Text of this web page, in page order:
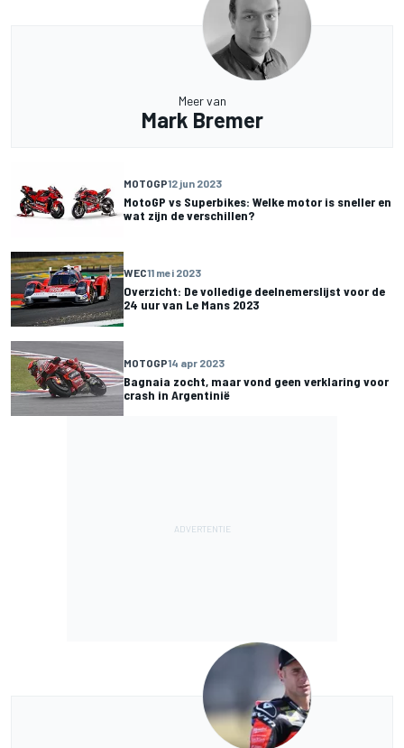
Meer van
Mark Bremer
MOTOGP12 jun 2023
MotoGP vs Superbikes: Welke motor is sneller en
wat zijn de verschillen?
WEC11 mei 2023
Overzicht: De volledige deelnemerslijst voor de
24 uur van Le Mans 2023
MOTOGP14 apr 2023
Bagnaia zocht, maar vond geen verklaring voor
crash in Argentinië